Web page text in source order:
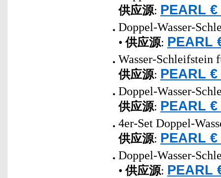
供应源: PEARL €
Doppel-Wasser-
•供应源: PEARL
Wasser-Schleifstein
供应源: PEARL €
Doppel-Wasser-
供应源: PEARL €
4er-Set Doppel-
供应源: PEARL €
Doppel-Wasser-
•供应源: PEARL